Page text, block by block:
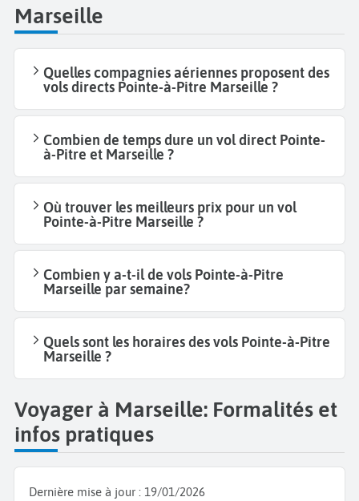
Marseille
Quelles compagnies aériennes proposent des
vols directs Pointe-à-Pitre Marseille ?
Combien de temps dure un vol direct Pointe-
à-Pitre et Marseille ?
Où trouver les meilleurs prix pour un vol
Pointe-à-Pitre Marseille ?
Combien y a-t-il de vols Pointe-à-Pitre
Marseille par semaine?
Quels sont les horaires des vols Pointe-à-Pitre
Marseille ?
Voyager à Marseille: Formalités et
infos pratiques
Dernière mise à jour : 19/01/2026